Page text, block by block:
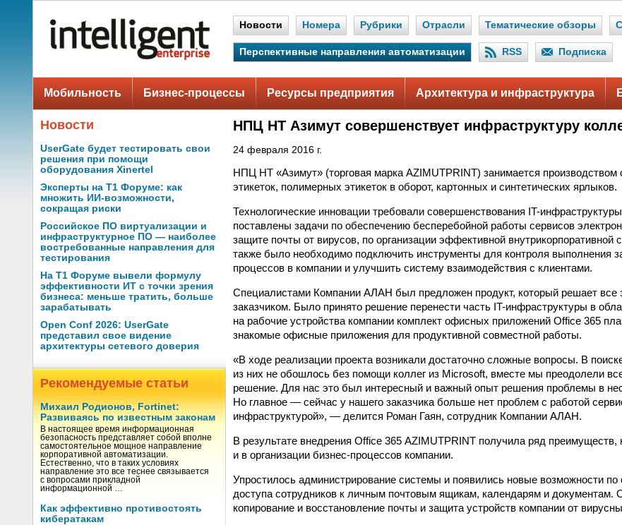
Новости Номера Рубрики Отрасли Тематические обзоры
Перспективные направления автоматизации RSS Подписка
Мобильность Бизнес-процессы Ресурсы предприятия Архитектура и инфраструктура
Новости
UserGate будет тестировать свои
решения при помощи
оборудования Xinertel
Эксперты на Т1 Форуме: как
множить ИИ-возможности,
сокращая риски
Российское ПО виртуализации и
инфраструктурное ПО — наиболее
востребованные направления для
тестирования
На Т1 Форуме вывели формулу
эффективности ИТ с точки зрения
бизнеса: меньше тратить, больше
зарабатывать
Open Conf 2026: UserGate
представил свое видение
архитектуры сетевого доверия
Рекомендуемые статьи
Михаил Родионов, Fortinet:
Развиваясь по известным законам
В настоящее время информационная
безопасность представляет собой вполне
самостоятельное мощное направление
корпоративной автоматизации.
Естественно, что в таких условиях
направление это все теснее связывается
с вопросами прикладной
информационной …
Как эффективно противостоять
кибератакам
НПЦ НТ Азимут совершенствует инфраструктуру
24 февраля 2016 г.
НПЦ НТ «Азимут» (торговая марка AZIMUTPRINT) занимается производством
этикеток, полимерных этикеток в оборот, картонных и синтетических ярлыков.
Технологические инновации требовали совершенствования IT-
поставлены задачи по обеспечению бесперебойной работы сервисов
защите почты от вирусов, по организации эффективной внутрикорпоративной
также было необходимо подключить инструменты для контроля выполнения
процессов в компании и улучшить систему взаимодействия с клиентами.
Специалистами Компании АЛАН был предложен продукт, который решает все
заказчиком. Было принято решение перенести часть IT-инфраструктуры в
на рабочие устройства компании комплект офисных приложений Office 365
знакомые офисные приложения для продуктивной совместной работы.
«В ходе реализации проекта возникали достаточно сложные вопросы. В
из них не обошлось без помощи коллег из Microsoft, вместе мы преодолели
решение. Для нас это был интересный и важный опыт решения проблемы в
Но главное — сейчас у нашего заказчика больше нет проблем с работой
инфраструктурой», — делится Роман Гаян, сотрудник Компании АЛАН.
В результате внедрения Office 365 AZIMUTPRINT получила ряд преимуществ,
и в организации бизнес-процессов компании.
Упростилось администрирование системы и появились новые возможности
доступа сотрудников к личным почтовым ящикам, календарям и документам.
копирование и восстановление почты и защита устройств компании от